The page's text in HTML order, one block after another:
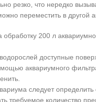
резко, что нередко
переместить в другой
200 л
доступные
аквариумного
следует
требуемое количество